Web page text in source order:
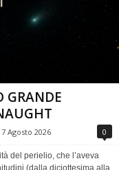
GRANDE
7 Agosto 2026 0
del perielio, che l’aveva